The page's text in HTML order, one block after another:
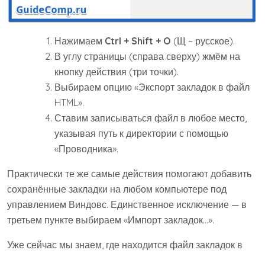
Нажимаем Ctrl + Shift + O (Щ – русское).
В углу страницы (справа сверху) жмём на
кнопку действия (три точки).
Выбираем опцию «Экспорт закладок в файл
HTML».
Ставим записываться файл в любое место,
указывая путь к директории с помощью
«Проводника».
Практически те же самые действия помогают добавить
сохранённые закладки на любом компьютере под
управлением Виндовс. Единственное исключение — в
третьем пункте выбираем «Импорт закладок…».
Уже сейчас мы знаем, где находится файл закладок в